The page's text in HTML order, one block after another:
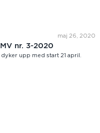
maj 26, 2020
nr. 3-2020
upp med start 21 april.